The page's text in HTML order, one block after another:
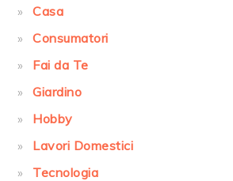
Casa
Consumatori
Fai da Te
Giardino
Hobby
Lavori Domestici
Tecnologia